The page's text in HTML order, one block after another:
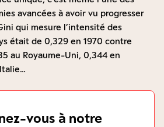
avancées à avoir vu progresser
qui mesure l’intensité des
était de 0,329 en 1970 contre
au Royaume-Uni, 0,344 en
vous à notre